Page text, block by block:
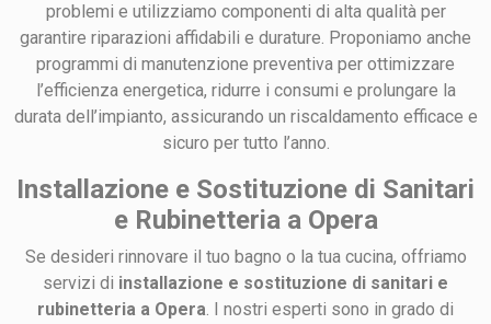
problemi e utilizziamo componenti di alta qualità per
garantire riparazioni affidabili e durature. Proponiamo anche
programmi di manutenzione preventiva per ottimizzare
l’efficienza energetica, ridurre i consumi e prolungare la
durata dell’impianto, assicurando un riscaldamento efficace e
sicuro per tutto l’anno.
Installazione e Sostituzione di Sanitari
e Rubinetteria a Opera
Se desideri rinnovare il tuo bagno o la tua cucina, offriamo
servizi di installazione e sostituzione di sanitari e
rubinetteria a Opera. I nostri esperti sono in grado di